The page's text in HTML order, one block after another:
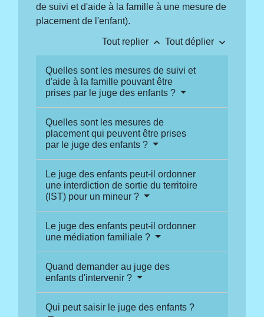
de suivi et d'aide à la famille à une mesure de
placement de l'enfant).
Tout replier keyboard_arrow_up Tout déplier keyboard_arrow_down
Quelles sont les mesures de suivi et
d'aide à la famille pouvant être
prises par le juge des enfants ?
Quelles sont les mesures de
placement qui peuvent être prises
par le juge des enfants ?
Le juge des enfants peut-il ordonner
une interdiction de sortie du territoire
(IST) pour un mineur ?
Le juge des enfants peut-il ordonner
une médiation familiale ?
Quand demander au juge des
enfants d'intervenir ?
Qui peut saisir le juge des enfants ?